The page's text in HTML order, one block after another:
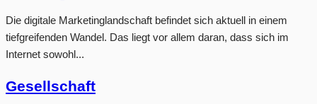
Die digitale Marketinglandschaft befindet sich aktuell in einem
tiefgreifenden Wandel. Das liegt vor allem daran, dass sich im
Internet sowohl...
Gesellschaft